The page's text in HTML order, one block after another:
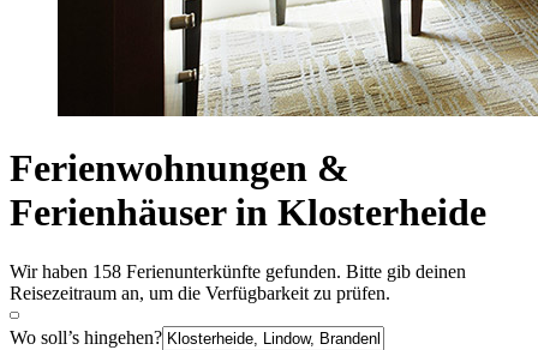
Ferienwohnungen &
Ferienhäuser in Klosterheide
Wir haben 158 Ferienunterkünfte gefunden. Bitte gib deinen
Reisezeitraum an, um die Verfügbarkeit zu prüfen.
Wo soll’s hingehen?